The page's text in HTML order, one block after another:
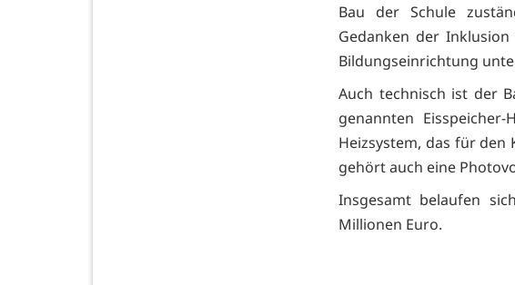
Bau der Schule
Gedanken der
Bildungseinrichtung
Auch technisch ist der
genannten
Heizsystem, das für den
gehört auch eine
Insgesamt belaufen
Millionen Euro.